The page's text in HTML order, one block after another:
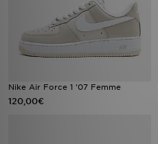
Nike Air Force 1 '07 Femme
120,00€